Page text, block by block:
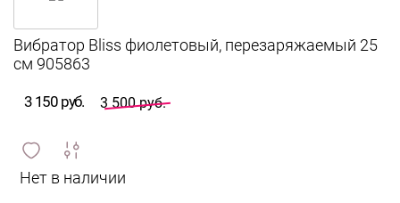
3 150 руб. 3 500 руб.
и
сравнить
ИЗБРАННОЕ